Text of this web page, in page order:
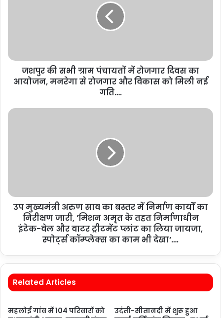
जशपुर की सभी ग्राम पंचायतों में रोजगार दिवस का
आयोजन, मनरेगा से रोजगार और विकास को मिली नई
गति….
उप मुख्यमंत्री अरुण साव का बस्तर में निर्माण कार्यों का
निरीक्षण जारी, ’मिशन अमृत के तहत निर्माणाधीन
इंटेक-वेल और वाटर ट्रीटमेंट प्लांट का लिया जायजा,
स्पोर्ट्स कॉम्प्लेक्स का काम भी देखा’….
Related Articles
महलोई गांव में 104 परिवारों को
उदंती-सीतानदी में शुरू हुआ